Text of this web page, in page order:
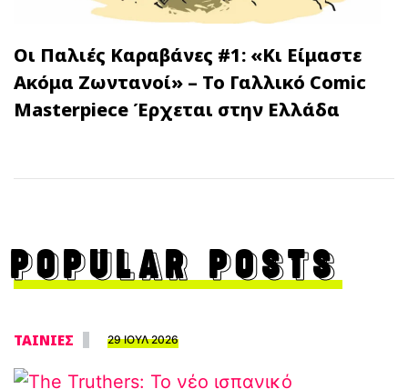
Οι Παλιές Καραβάνες #1: «Κι Είμαστε
Ακόμα Ζωντανοί» – Το Γαλλικό Comic
Masterpiece Έρχεται στην Ελλάδα
POPULAR POSTS
ΤΑΙΝΙΕΣ 29 ΙΟΥΛ 2026